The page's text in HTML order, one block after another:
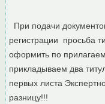
При подачи
регистрации просьба
оформить по
прикладываем два
первых листа
разницу!!!